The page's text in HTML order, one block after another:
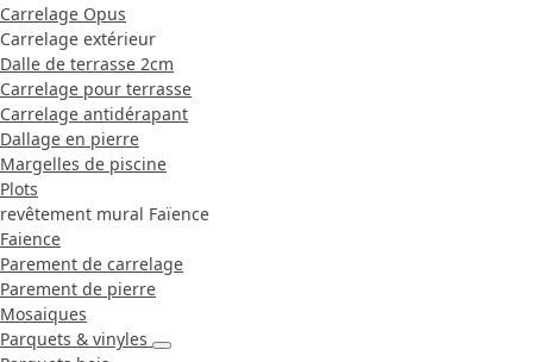
Carrelage Opus
Carrelage extérieur
Dalle de terrasse 2cm
Carrelage pour terrasse
Carrelage antidérapant
Dallage en pierre
Margelles de piscine
Plots
revêtement mural Faïence
Faience
Parement de carrelage
Parement de pierre
Mosaiques
Parquets & vinyles